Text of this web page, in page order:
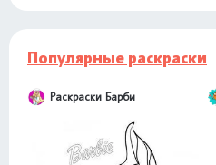
Популярные раскраски
Раскраски Барби